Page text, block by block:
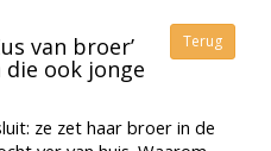
Terug
van broer’
ook jonge
ze zet haar broer in de